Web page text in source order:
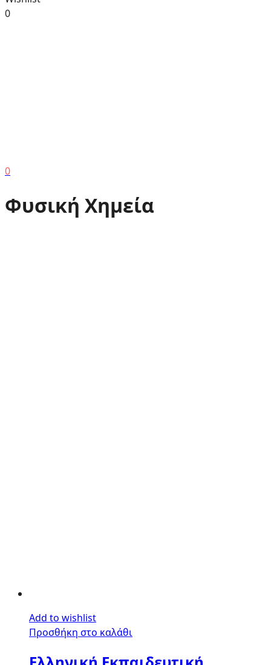
0
0
Φυσική Χημεία
Add to wishlist
Προσθήκη στο καλάθι